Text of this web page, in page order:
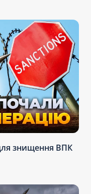
знищення ВПК